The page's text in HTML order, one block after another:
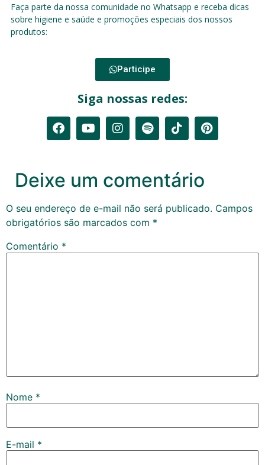
Faça parte da nossa comunidade no Whatsapp e receba dicas
sobre higiene e saúde e promoções especiais dos nossos
produtos:
Participe
Siga nossas redes:
Deixe um comentário
O seu endereço de e-mail não será publicado. Campos
obrigatórios são marcados com *
Comentário *
Nome *
E-mail *